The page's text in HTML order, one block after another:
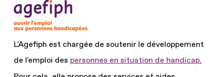
L'Agefiph est chargée de soutenir le développement
de l'emploi des personnes en situation de handicap.